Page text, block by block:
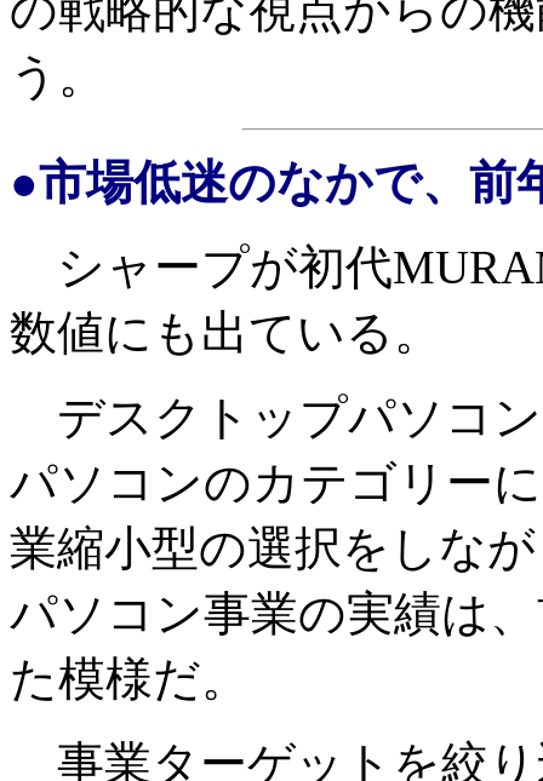
う。
●市場低迷のなかで、前
シャープが初代
数値にも出ている。
デスクトップパソコ
パソコンのカテゴリー
業縮小型の選択をしな
パソコン事業の実績は
た模様だ。
事業ターゲットを絞